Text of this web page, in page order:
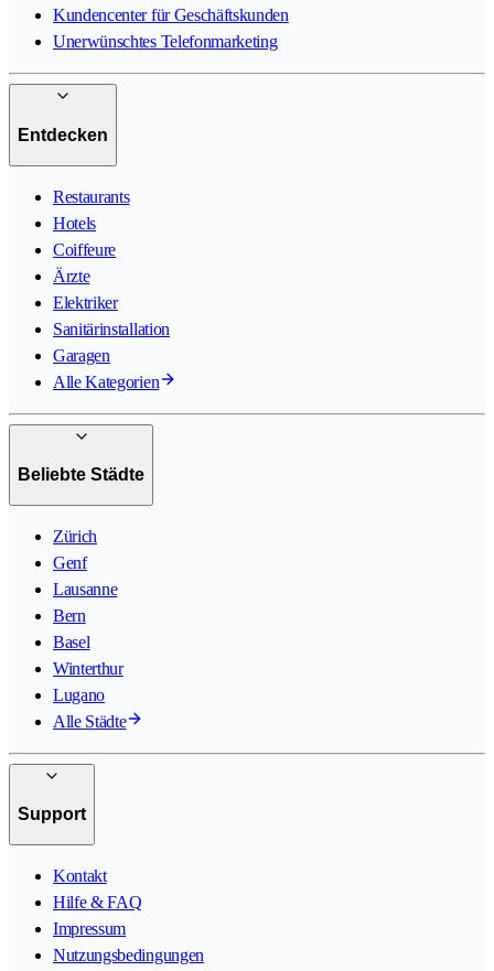
Kundencenter für Geschäftskunden
Unerwünschtes Telefonmarketing
Entdecken
Restaurants
Hotels
Coiffeure
Ärzte
Elektriker
Sanitärinstallation
Garagen
Alle Kategorien
Beliebte Städte
Zürich
Genf
Lausanne
Bern
Basel
Winterthur
Lugano
Alle Städte
Support
Kontakt
Hilfe & FAQ
Impressum
Nutzungsbedingungen